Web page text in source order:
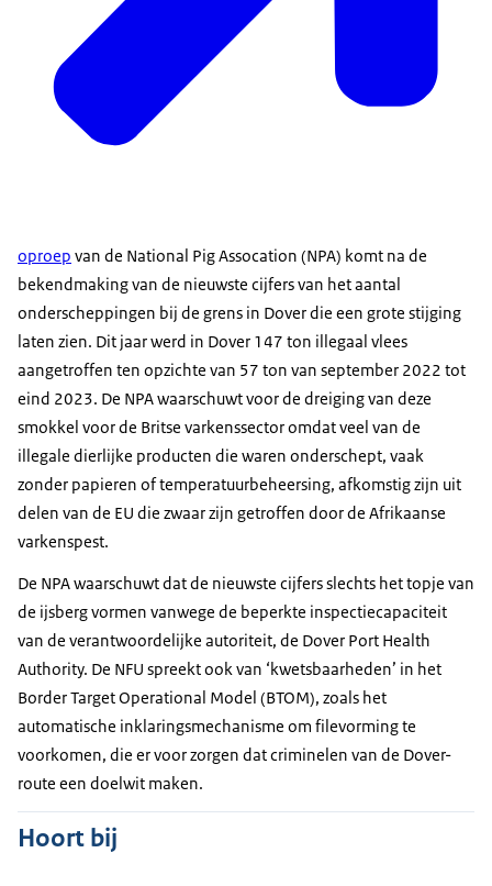
oproep van de National Pig Assocation (NPA) komt na de
bekendmaking van de nieuwste cijfers van het aantal
onderscheppingen bij de grens in Dover die een grote stijging
laten zien. Dit jaar werd in Dover 147 ton illegaal vlees
aangetroffen ten opzichte van 57 ton van september 2022 tot
eind 2023. De NPA waarschuwt voor de dreiging van deze
smokkel voor de Britse varkenssector omdat veel van de
illegale dierlijke producten die waren onderschept, vaak
zonder papieren of temperatuurbeheersing, afkomstig zijn uit
delen van de EU die zwaar zijn getroffen door de Afrikaanse
varkenspest.
De NPA waarschuwt dat de nieuwste cijfers slechts het topje van
de ijsberg vormen vanwege de beperkte inspectiecapaciteit
van de verantwoordelijke autoriteit, de Dover Port Health
Authority. De NFU spreekt ook van ‘kwetsbaarheden’ in het
Border Target Operational Model (BTOM), zoals het
automatische inklaringsmechanisme om filevorming te
voorkomen, die er voor zorgen dat criminelen van de Dover-
route een doelwit maken.
Hoort bij